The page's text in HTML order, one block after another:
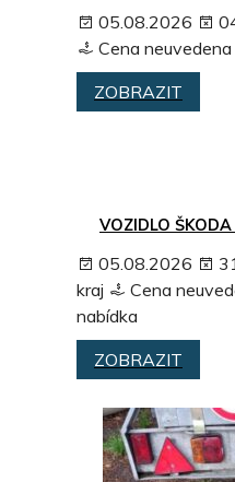
05.08.2026
Cena neuvedena
ZOBRAZIT
VOZIDLO
05.08.2026
kraj
Cena
nabídka
ZOBRAZIT